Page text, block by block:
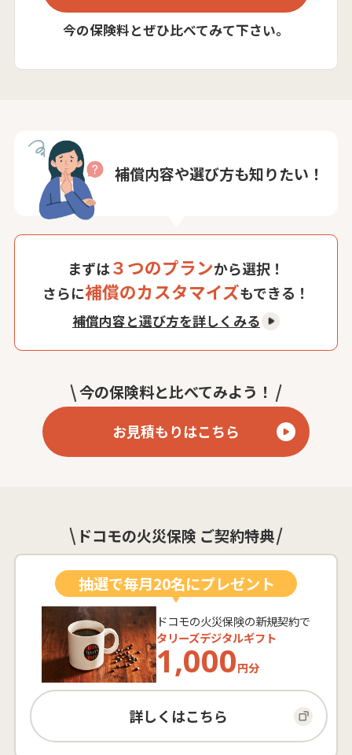
今の保険料とぜひ比べてみて下さい。
補償内容や選び方も知りたい！
まずは３つのプランから選択！
さらに補償のカスタマイズもできる！
補償内容と選び方を詳しくみる
今の保険料と比べてみよう！
お見積もりはこちら
ドコモの火災保険 ご契約特典
抽選で毎月20名にプレゼント
ドコモの火災保険の新規契約で
タリーズデジタルギフト
1,000円分
詳しくはこちら